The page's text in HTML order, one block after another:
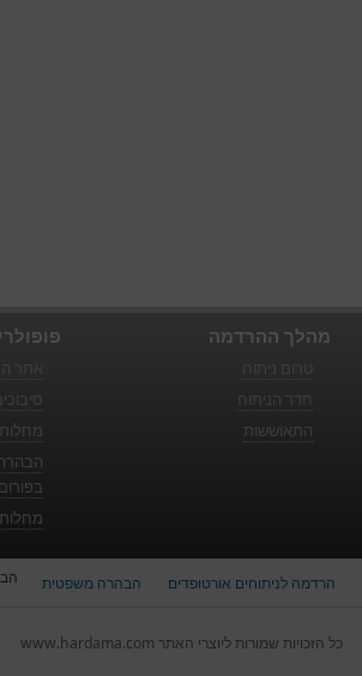
בפורום
מהלך ההרדמה
חדר הניתוח
התאוששות
הרדמה לניתוחים אורטופדים הבהרה משפטית
כל הזכויות שמורות ליוצרי האתר www.hardama.com